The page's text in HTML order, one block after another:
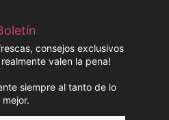
consejos exclusivos
valen la pena!
siempre al tanto de lo
mejor.